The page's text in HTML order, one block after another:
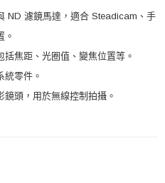
ND 濾鏡馬達，適合 Steadicam、手
。
焦距、光圈值、變焦位置等。
統零件。
頭，用於無線控制拍攝。